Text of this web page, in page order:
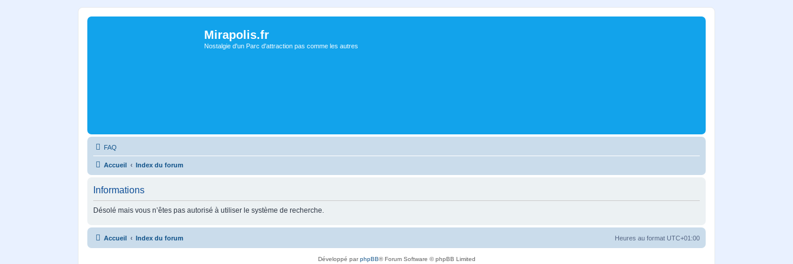
Mirapolis.fr
Nostalgie d'un Parc d'attraction pas comme les autres
FAQ
Accueil Index du forum
Informations
Désolé mais vous n’êtes pas autorisé à utiliser le système de recherche.
Accueil Index du forum Heures au format UTC+01:00
Développé parphpBB® Forum Software © phpBB Limited